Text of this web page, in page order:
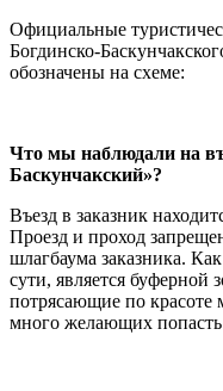
Официальные
Богдинско-
обозначены на схеме:
Что мы наблюдали на
Баскунчакский»?
Въезд в заказник
Проезд и проход
шлагбаума заказника.
сути, является буферной
потрясающие по красоте
много желающих